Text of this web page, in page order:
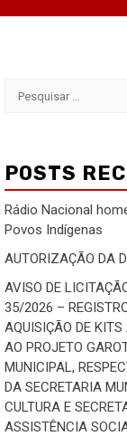
Pesquisar
POSTS
Rádio Nacional
Povos Indígenas
AUTORIZAÇÃO DA
AVISO DE
35/2026 –
AQUISIÇÃO DE
AO PROJETO
MUNICIPAL,
DA SECRETARIA
CULTURA E
ASSISTÊNCIA